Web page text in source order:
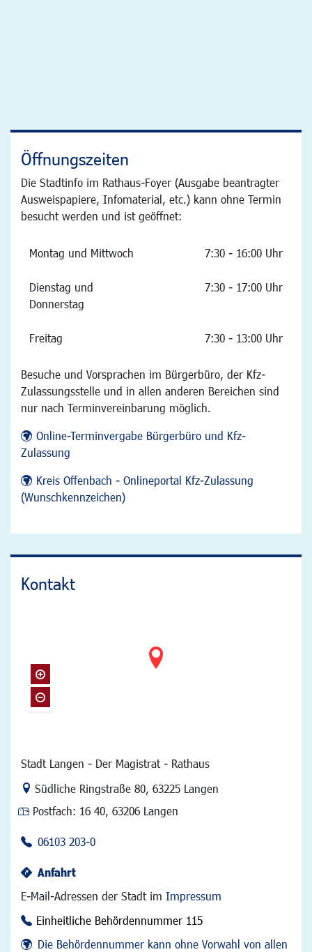
Öffnungszeiten
Die Stadtinfo im Rathaus-Foyer (Ausgabe beantragter
Ausweispapiere, Infomaterial, etc.) kann ohne Termin
besucht werden und ist geöffnet:
Montag und Mittwoch 7:30 - 16:00 Uhr
Dienstag und
Donnerstag
7:30 - 17:00 Uhr
Freitag 7:30 - 13:00 Uhr
Besuche und Vorsprachen im Bürgerbüro, der Kfz-
Zulassungsstelle und in allen anderen Bereichen sind
nur nach Terminvereinbarung möglich.
Online-Terminvergabe Bürgerbüro und Kfz-
Zulassung
Kreis Offenbach - Onlineportal Kfz-Zulassung
(Wunschkennzeichen)
Kontakt
Stadt Langen - Der Magistrat - Rathaus
Link zur Google-Maps Navigation
Südliche Ringstraße 80, 63225 Langen
Postfach: 16 40, 63206 Langen
06103 203-0
Anfahrt
E-Mail-Adressen der Stadt im Impressum
Einheitliche Behördennummer 115
Die Behördennummer kann ohne Vorwahl von allen